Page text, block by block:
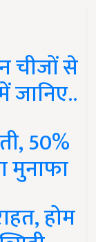
चीजों से
50%
मुनाफा
होम